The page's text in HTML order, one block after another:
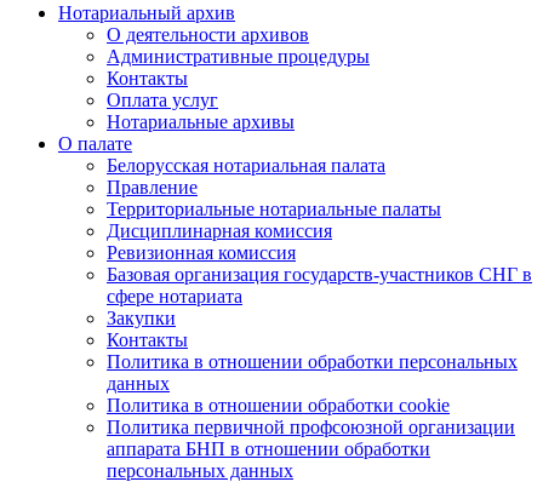
Нотариальный архив
О деятельности архивов
Административные процедуры
Контакты
Оплата услуг
Нотариальные архивы
О палате
Белорусская нотариальная палата
Правление
Территориальные нотариальные палаты
Дисциплинарная комиссия
Ревизионная комиссия
Базовая организация государств-участников СНГ в
сфере нотариата
Закупки
Контакты
Политика в отношении обработки персональных
данных
Политика в отношении обработки cookie
Политика первичной профсоюзной организации
аппарата БНП в отношении обработки
персональных данных